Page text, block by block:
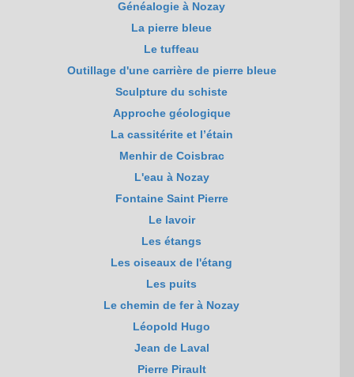
Généalogie à Nozay
La pierre bleue
Le tuffeau
Outillage d'une carrière de pierre bleue
Sculpture du schiste
Approche géologique
La cassitérite et l’étain
Menhir de Coisbrac
L'eau à Nozay
Fontaine Saint Pierre
Le lavoir
Les étangs
Les oiseaux de l'étang
Les puits
Le chemin de fer à Nozay
Léopold Hugo
Jean de Laval
Pierre Pirault